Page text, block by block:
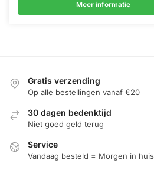
€345,00.
is:
€309,00.
Meer informatie
Gratis verzending
Op alle bestellingen vanaf €20
30 dagen bedenktijd
Niet goed geld terug
Service
Vandaag besteld = Morgen in huis